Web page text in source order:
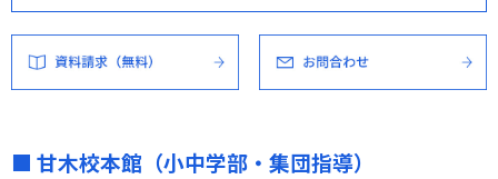
■ 甘木校本館（小中学部・集団指導）